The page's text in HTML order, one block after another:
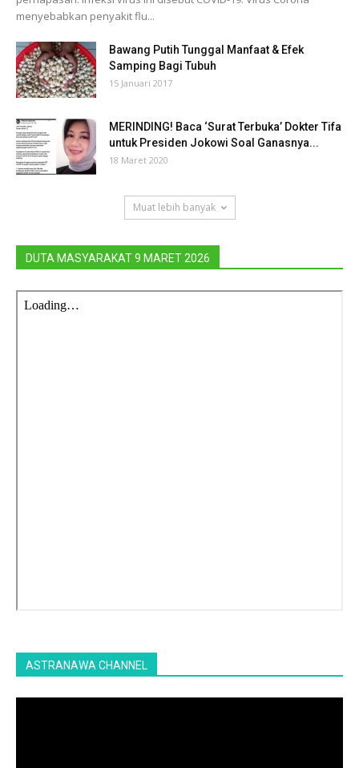
menyebabkan penyakit flu...
Bawang Putih Tunggal Manfaat & Efek
Samping Bagi Tubuh
15 Januari 2017
MERINDING! Baca ‘Surat Terbuka’ Dokter Tifa
untuk Presiden Jokowi Soal Ganasnya...
18 Maret 2020
Muat lebih banyak
DUTA MASYARAKAT 9 MARET 2026
ASTRANAWA CHANNEL